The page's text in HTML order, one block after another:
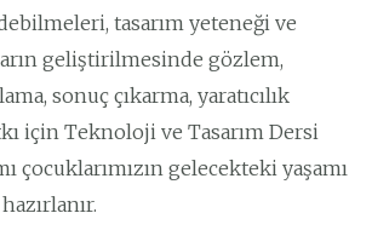
tasarım yeteneği ve
geliştirilmesinde gözlem,
sonuç çıkarma, yaratıcılık
için Teknoloji ve Tasarım Dersi
çocuklarımızın gelecekteki yaşamı